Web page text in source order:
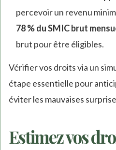
percevoir un revenu
78 % du SMIC brut
brut pour être éligibles.
Vérifier vos droits via un
étape essentielle pour
éviter les mauvaises
Estimez vos